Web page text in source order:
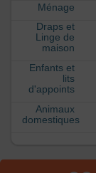
Ménage
Draps et
Linge de
maison
Enfants et
lits
d'appoints
Animaux
domestiques